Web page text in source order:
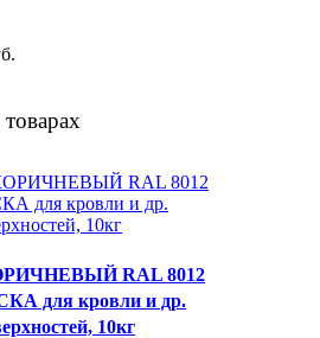
RAL 8012
для кровли и др.
10кг